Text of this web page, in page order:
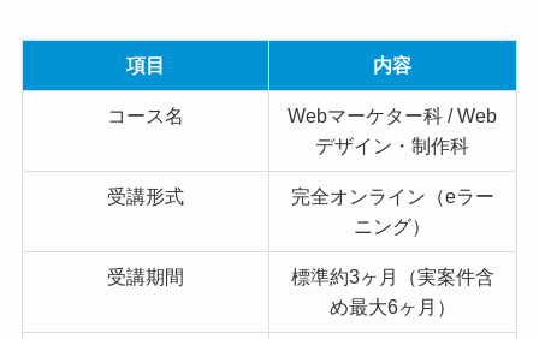
項目 内容
コース名
Webマーケター科 / Web
デザイン・制作科
受講形式
完全オンライン（eラー
ニング）
受講期間
標準約3ヶ月（実案件含
め最大6ヶ月）